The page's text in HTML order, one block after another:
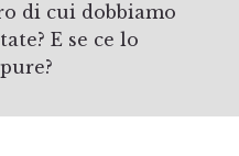
di cui dobbiamo
E se ce lo